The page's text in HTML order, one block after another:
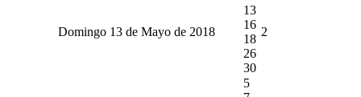
Domingo 13 de Mayo de 2018
13
16
18
26
30
2
5